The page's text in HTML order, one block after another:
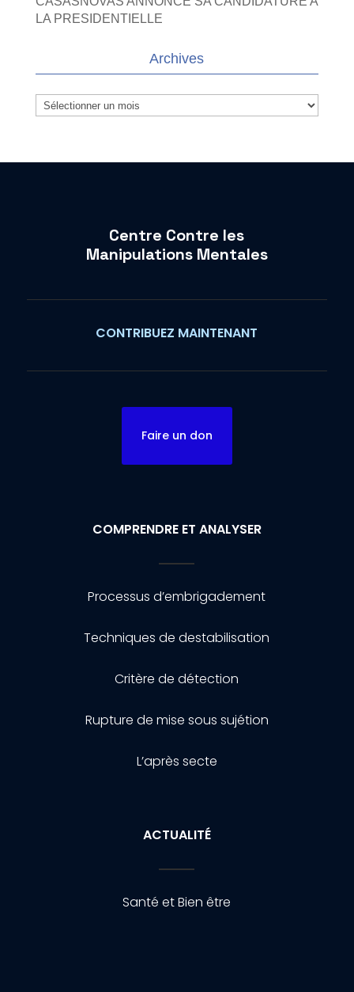
LA PRESIDENTIELLE
Archives
Archives
Centre Contre les
Manipulations Mentales
CONTRIBUEZ MAINTENANT
Faire un don
COMPRENDRE ET ANALYSER
Processus d’embrigadement
Techniques de destabilisation
Critère de détection
Rupture de mise sous sujétion
L’après secte
ACTUALITÉ
Santé et Bien être